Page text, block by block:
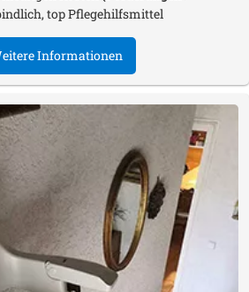
top Pflegehilfsmittel
Informationen